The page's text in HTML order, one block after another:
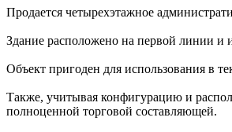
Продается четырехэтажное
Здание расположено на первой линии и
Объект пригоден для использования в
Также, учитывая конфигурацию и
полноценной торговой составляющей.